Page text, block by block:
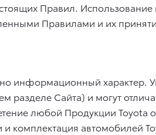
Правил. Использование
Правилами и их
информационный характер.
Сайта) и могут
любой Продукции Toyota
комплектация автомобилей